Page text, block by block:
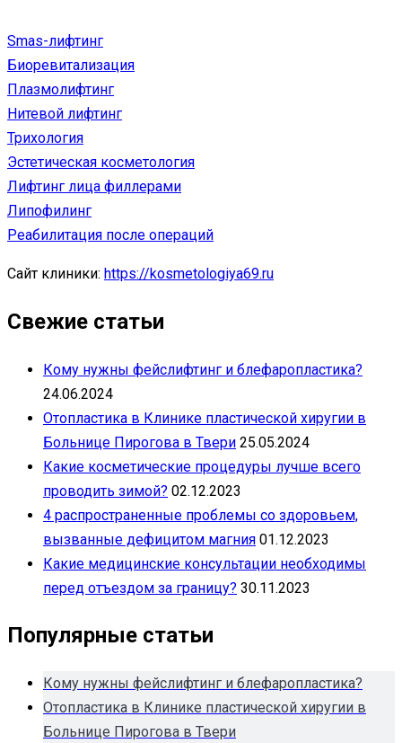
Smas-лифтинг
Биоревитализация
Плазмолифтинг
Нитевой лифтинг
Трихология
Эстетическая косметология
Лифтинг лица филлерами
Липофилинг
Реабилитация после операций
Сайт клиники: https://kosmetologiya69.ru
Свежие статьи
Кому нужны фейслифтинг и блефаропластика?
24.06.2024
Отопластика в Клинике пластической хиругии в
Больнице Пирогова в Твери 25.05.2024
Какие косметические процедуры лучше всего
проводить зимой? 02.12.2023
4 распространенные проблемы со здоровьем,
вызванные дефицитом магния 01.12.2023
Какие медицинские консультации необходимы
перед отъездом за границу? 30.11.2023
Популярные статьи
Кому нужны фейслифтинг и блефаропластика?
Отопластика в Клинике пластической хиругии в
Больнице Пирогова в Твери